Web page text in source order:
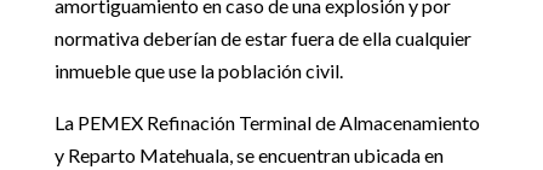
amortiguamiento en caso de una explosión y por
normativa deberían de estar fuera de ella cualquier
inmueble que use la población civil.
La PEMEX Refinación Terminal de Almacenamiento
y Reparto Matehuala, se encuentran ubicada en